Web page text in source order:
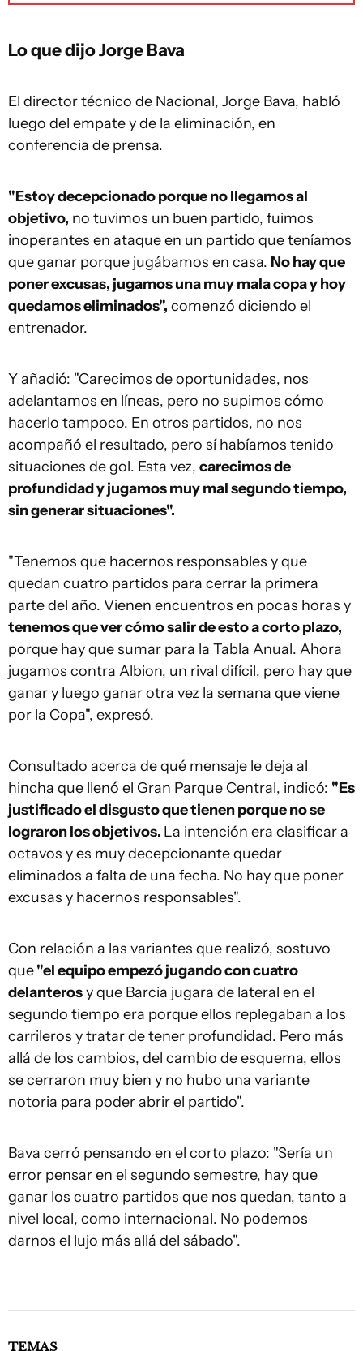
Lo que dijo Jorge Bava
El director técnico de Nacional, Jorge Bava, habló
luego del empate y de la eliminación, en
conferencia de prensa.
"Estoy decepcionado porque no llegamos al
objetivo, no tuvimos un buen partido, fuimos
inoperantes en ataque en un partido que teníamos
que ganar porque jugábamos en casa. No hay que
poner excusas, jugamos una muy mala copa y hoy
quedamos eliminados", comenzó diciendo el
entrenador.
Y añadió: "Carecimos de oportunidades, nos
adelantamos en líneas, pero no supimos cómo
hacerlo tampoco. En otros partidos, no nos
acompañó el resultado, pero sí habíamos tenido
situaciones de gol. Esta vez, carecimos de
profundidad y jugamos muy mal segundo tiempo,
sin generar situaciones".
"Tenemos que hacernos responsables y que
quedan cuatro partidos para cerrar la primera
parte del año. Vienen encuentros en pocas horas y
tenemos que ver cómo salir de esto a corto plazo,
porque hay que sumar para la Tabla Anual. Ahora
jugamos contra Albion, un rival difícil, pero hay que
ganar y luego ganar otra vez la semana que viene
por la Copa", expresó.
Consultado acerca de qué mensaje le deja al
hincha que llenó el Gran Parque Central, indicó: "Es
justificado el disgusto que tienen porque no se
lograron los objetivos. La intención era clasificar a
octavos y es muy decepcionante quedar
eliminados a falta de una fecha. No hay que poner
excusas y hacernos responsables".
Con relación a las variantes que realizó, sostuvo
que"el equipo empezó jugando con cuatro
delanterosy que Barcia jugara de lateral en el
segundo tiempo era porque ellos replegaban a los
carrileros y tratar de tener profundidad. Pero más
allá de los cambios, del cambio de esquema, ellos
se cerraron muy bien y no hubo una variante
notoria para poder abrir el partido".
Bava cerró pensando en el corto plazo: "Sería un
error pensar en el segundo semestre, hay que
ganar los cuatro partidos que nos quedan, tanto a
nivel local, como internacional. No podemos
darnos el lujo más allá del sábado".
TEMAS